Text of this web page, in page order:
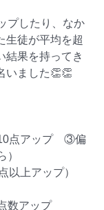
プしたり、なか
生徒が平均を超
結果を持ってき
いました👏👏
点アップ　③偏
）
以上アップ）
数アップ